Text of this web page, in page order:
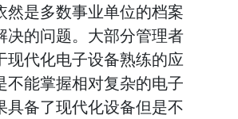
然是多数事业单位的档案
决的问题。大部分管理者
现代化电子设备熟练的应
不能掌握相对复杂的电子
具备了现代化设备但是不